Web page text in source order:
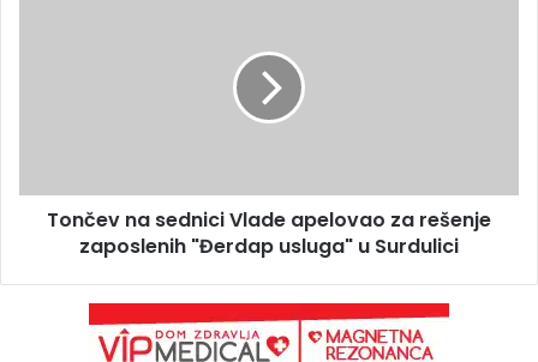
Tončev na sednici Vlade apelovao za rešenje
zaposlenih "Đerdap usluga" u Surdulici